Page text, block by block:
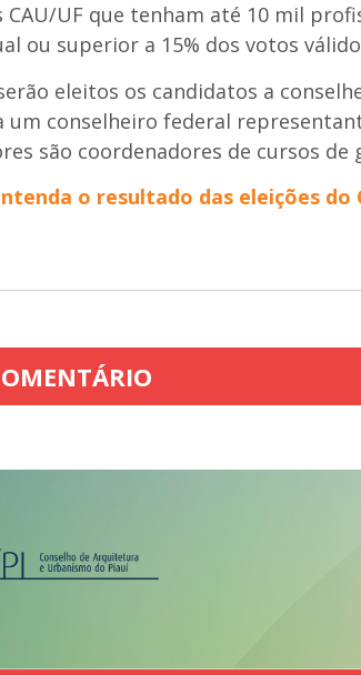
CAU/UF que tenham até 10 mil
ou superior a 15% dos votos
eleitos os candidatos a
um conselheiro federal
são coordenadores de cursos
o resultado das eleições do